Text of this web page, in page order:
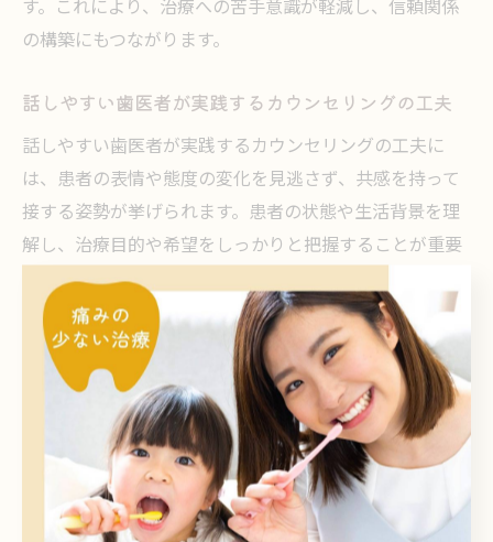
の構築にもつながります。
話しやすい歯医者が実践するカウンセリングの工夫
話しやすい歯医者が実践するカウンセリングの工夫に
は、患者の表情や態度の変化を見逃さず、共感を持って
接する姿勢が挙げられます。患者の状態や生活背景を理
解し、治療目的や希望をしっかりと把握することが重要
です。
具体的な工夫例としては、カウンセリングシートの活用
やプライバシーに配慮したカウンセリングルームの設置
があります。また、専門のデンタルコーディネーターや
歯科カウンセラー資格を持つスタッフが対応すること
で、安心して相談できる環境が整います。
こうした工夫によって、患者は小さな不安や疑問も気軽
に話しやすくなり、納得した上で治療計画を進められま